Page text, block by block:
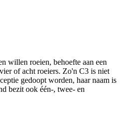
willen roeien, behoefte aan een
of acht roeiers. Zo'n C3 is niet
gedoopt worden, haar naam is
bezit ook één-, twee- en